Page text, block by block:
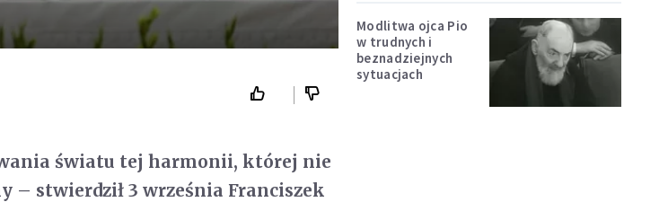
światu tej harmonii, której nie
– stwierdził 3 września Franciszek
Modlitwa ojca Pio
w trudnych i
beznadziejnych
sytuacjach